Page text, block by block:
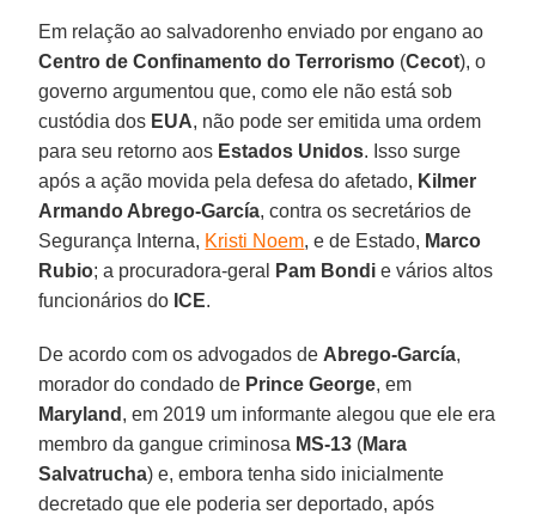
Em relação ao salvadorenho enviado por engano ao
Centro de Confinamento do Terrorismo (Cecot), o
governo argumentou que, como ele não está sob
custódia dos EUA, não pode ser emitida uma ordem
para seu retorno aos Estados Unidos. Isso surge
após a ação movida pela defesa do afetado, Kilmer
Armando Abrego-García, contra os secretários de
Segurança Interna, Kristi Noem, e de Estado, Marco
Rubio; a procuradora-geral Pam Bondi e vários altos
funcionários do ICE.
De acordo com os advogados de Abrego-García,
morador do condado de Prince George, em
Maryland , em 2019 um informante alegou que ele era
membro da gangue criminosa MS-13 (Mara
Salvatrucha) e, embora tenha sido inicialmente
decretado que ele poderia ser deportado, após